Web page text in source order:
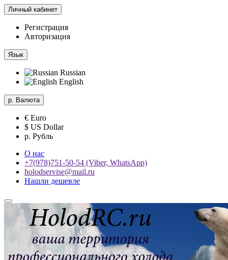
Личный кабинет
Регистрация
Авторизация
Язык
Russian
English
р. Валюта
€ Euro
$ US Dollar
р. Рубль
О нас
+7(978)751-50-54 (Viber, WhatsApp)
holodservise@mail.ru
Нашли дешевле